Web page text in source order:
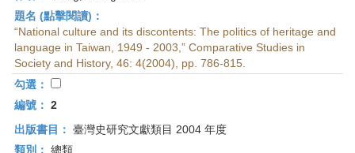
究
所-
首
頁
題名 (點擊閱讀)：
“National culture and its discontents: The politics of heritage and
language in Taiwan, 1949 - 2003,” Comparative Studies in
Society and History, 46: 4(2004), pp. 786-815.
勾選：
編號： 2
出版書目： 臺灣史研究文獻類目 2004 年度
類別： 總類